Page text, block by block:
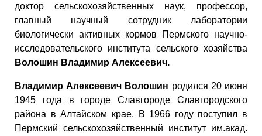
доктор сельскохозяйственных наук, профессор,
главный научный сотрудник лаборатории
биологически активных кормов Пермского научно-
исследовательского института сельского хозяйства
Волошин Владимир Алексеевич.
Владимир Алексеевич Волошин родился 20 июня
1945 года в городе Славгороде Славгородского
района в Алтайском крае. В 1966 году поступил в
Пермский сельскохозяйственный институт им.акад.